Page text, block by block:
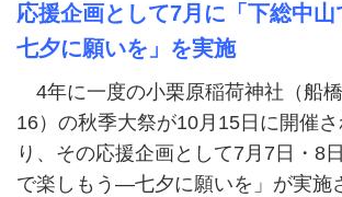
応援企画として7月に「下総中
七夕に願いを」を実施
4年に一度の小栗原稲荷神社（船
16）の秋季大祭が10月15日に開催
り、その応援企画として7月7日・8
で楽しもう―七夕に願いを」が実施